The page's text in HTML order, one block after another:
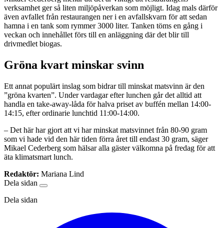
verksamhet ger så liten miljöpåverkan som möjligt. Idag mals därför
även avfallet från restaurangen ner i en avfallskvarn för att sedan
hamna i en tank som rymmer 3000 liter. Tanken töms en gång i
veckan och innehållet förs till en anläggning där det blir till
drivmedlet biogas.
Gröna kvart minskar svinn
Ett annat populärt inslag som bidrar till minskat matsvinn är den
”gröna kvarten”. Under vardagar efter lunchen går det alltid att
handla en take-away-låda för halva priset av buffén mellan 14:00-
14:15, efter ordinarie lunchtid 11:00-14:00.
– Det här har gjort att vi har minskat matsvinnet från 80-90 gram
som vi hade vid den här tiden förra året till endast 30 gram, säger
Mikael Cederberg som hälsar alla gäster välkomna på fredag för att
äta klimatsmart lunch.
Redaktör: Mariana Lind
Dela sidan
Dela sidan